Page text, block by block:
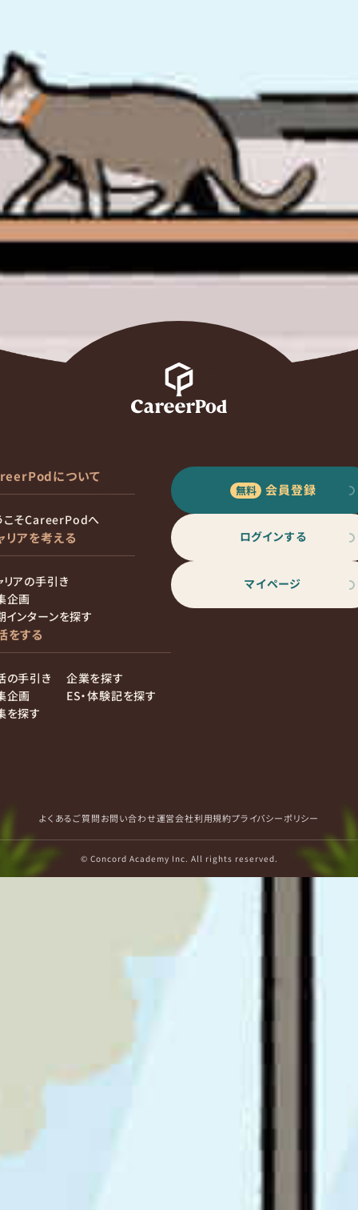
について
こそCareerPodへ
リアを考える
リアの手引き
企画
インターンを探す
をする
の手引き
企画
を探す
企業を探す
ES・体験記を探す
会員登録
ログインする
マイページ
よくあるご質問お問い合わせ運営会社利用規約プライバシーポリシー
© Concord Academy Inc. All rights reserved.